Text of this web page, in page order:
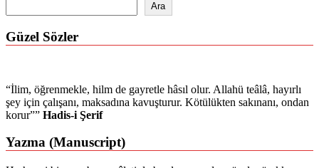
Ara
Güzel Sözler
“İlim, öğrenmekle, hilm de gayretle hâsıl olur. Allahü teâlâ, hayırlı
şey için çalışanı, maksadına kavuşturur. Kötülükten sakınanı, ondan
korur”” Hadis-i Şerif
Yazma (Manuscript)